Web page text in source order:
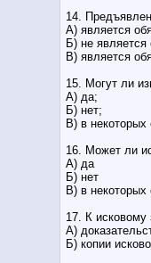
14.
А) является
Б) не
В) является
15. Могут ли
А) да;
Б) нет;
В) в некоторых
16. Может ли
А) да
Б) нет
В) в некоторых
17. К
А)
Б) копии